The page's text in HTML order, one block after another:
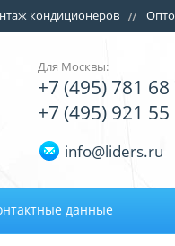
кондиционеров
Для Москвы:
+7 (495) 781 68
+7 (495) 921 55
info@liders.ru
данные